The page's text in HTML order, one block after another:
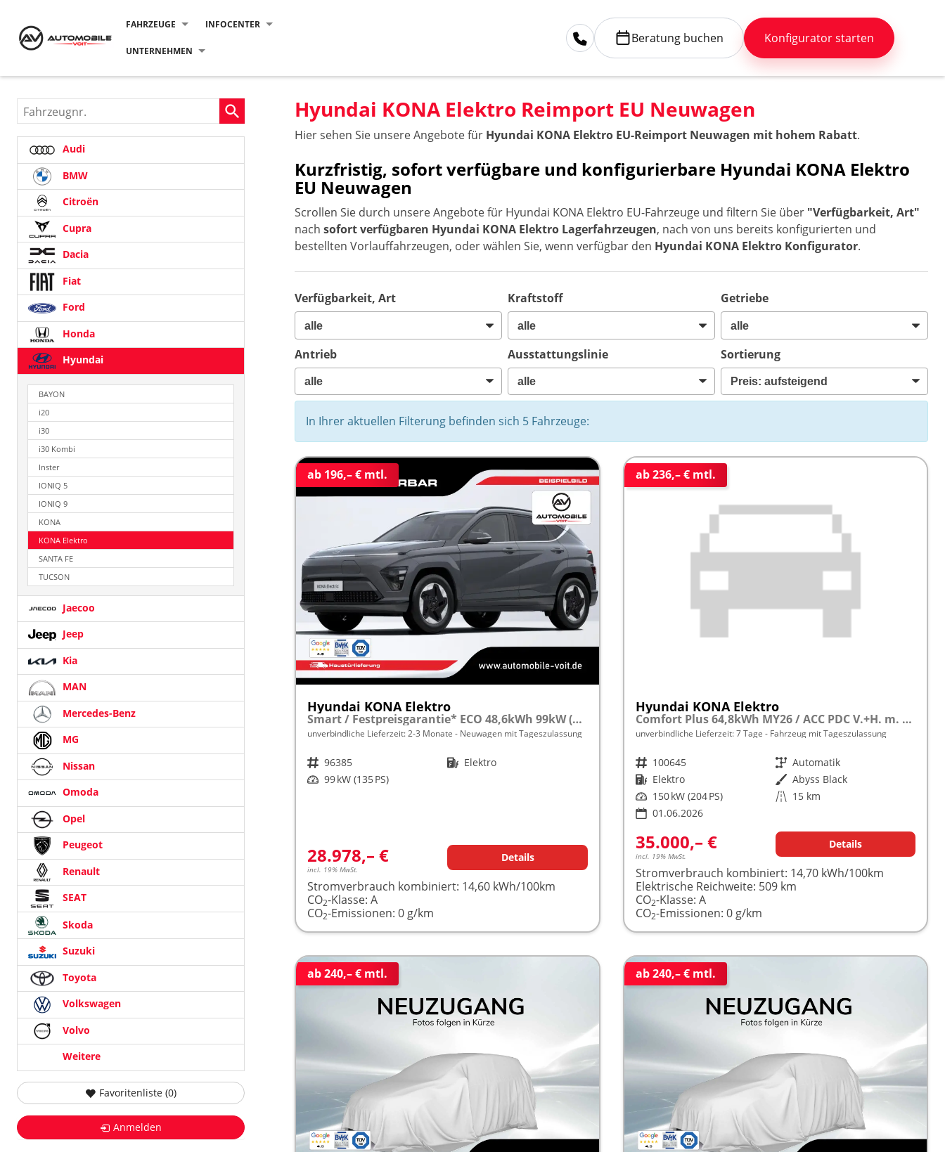
FAHRZEUGE INFOCENTER
UNTERNEHMEN
Beratung buchen Konfigurator starten
Hyundai KONA Elektro Reimport EU Neuwagen
Hier sehen Sie unsere Angebote für Hyundai KONA Elektro EU-Reimport Neuwagen mit hohem Rabatt.
Kurzfristig, sofort verfügbare und konfigurierbare Hyundai KONA Elektro
EU Neuwagen
Scrollen Sie durch unsere Angebote für Hyundai KONA Elektro EU-Fahrzeuge und filtern Sie über "Verfügbarkeit, Art"
nachsofort verfügbaren Hyundai KONA Elektro Lagerfahrzeugen, nach von uns bereits konfigurierten und
bestellten Vorlauffahrzeugen, oder wählen Sie, wenn verfügbar den Hyundai KONA Elektro Konfigurator.
Verfügbarkeit, Art Kraftstoff Getriebe
Antrieb Ausstattungslinie Sortierung
In Ihrer aktuellen Filterung befinden sich 5 Fahrzeuge:
ab 196,– € mtl.
Hyundai KONA Elektro
Smart / Festpreisgarantie* ECO 48,6kWh 99kW (134PS) 380km NAVI/KAMERA/KLIMA/LED/ACC frei konfigurierbar!
unverbindliche Lieferzeit: 2-3 Monate Neuwagen mit Tageszulassung
Fahrzeugnr. 96385 Kraftstoff Elektro
Leistung 99 kW (135 PS)
28.978,– €
incl. 19% MwSt.
Details
Stromverbrauch kombiniert: 14,60 kWh/100km
CO2-Klasse: A
CO2-Emissionen:0 g/km
ab 236,– € mtl.
Hyundai KONA Elektro
Comfort Plus 64,8kWh MY26 / ACC PDC V.+H. m. Kamera Keyless Sitz & Lenkr.Heiz./ LED Navi
unverbindliche Lieferzeit:7 Tage Fahrzeug mit Tageszulassung
Fahrzeugnr. 100645 Getriebe Automatik
Kraftstoff Elektro Außenfarbe Abyss Black
Leistung 150 kW (204 PS) Kilometerstand 15 km
01.06.2026
35.000,– €
incl. 19% MwSt.
Details
Stromverbrauch kombiniert: 14,70 kWh/100km
Elektrische Reichweite: 509 km
CO2-Klasse: A
CO2-Emissionen: 0 g/km
ab 240,– € mtl. ab 240,– € mtl.
Fahrzeugnr.
Audi
BMW
Citroën
Cupra
Dacia
Fiat
Ford
Honda
Hyundai
BAYON
i20
i30
i30 Kombi
Inster
IONIQ 5
IONIQ 9
KONA
KONA Elektro
SANTA FE
TUCSON
Jaecoo
Jeep
Kia
MAN
Mercedes-Benz
MG
Nissan
Omoda
Opel
Peugeot
Renault
SEAT
Skoda
Suzuki
Toyota
Volkswagen
Volvo
Weitere
Favoritenliste (0)
Anmelden